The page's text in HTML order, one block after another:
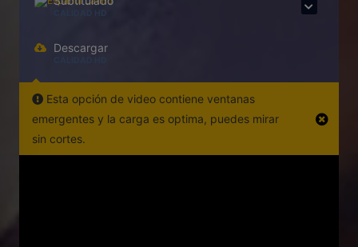
Descargar
Esta opción de video contiene ventanas
emergentes y la carga es optima, puedes mirar
sin cortes.